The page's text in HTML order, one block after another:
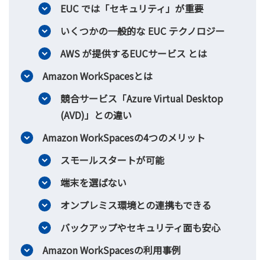
EUC では「セキュリティ」が重要
いくつかの一般的な EUC テクノロジー
AWS が提供するEUCサービス とは
Amazon WorkSpacesとは
競合サービス「Azure Virtual Desktop
(AVD)」との違い
Amazon WorkSpacesの4つのメリット
スモールスタートが可能
端末を選ばない
オンプレミス環境との連携もできる
バックアップやセキュリティ面も安心
Amazon WorkSpacesの利用事例